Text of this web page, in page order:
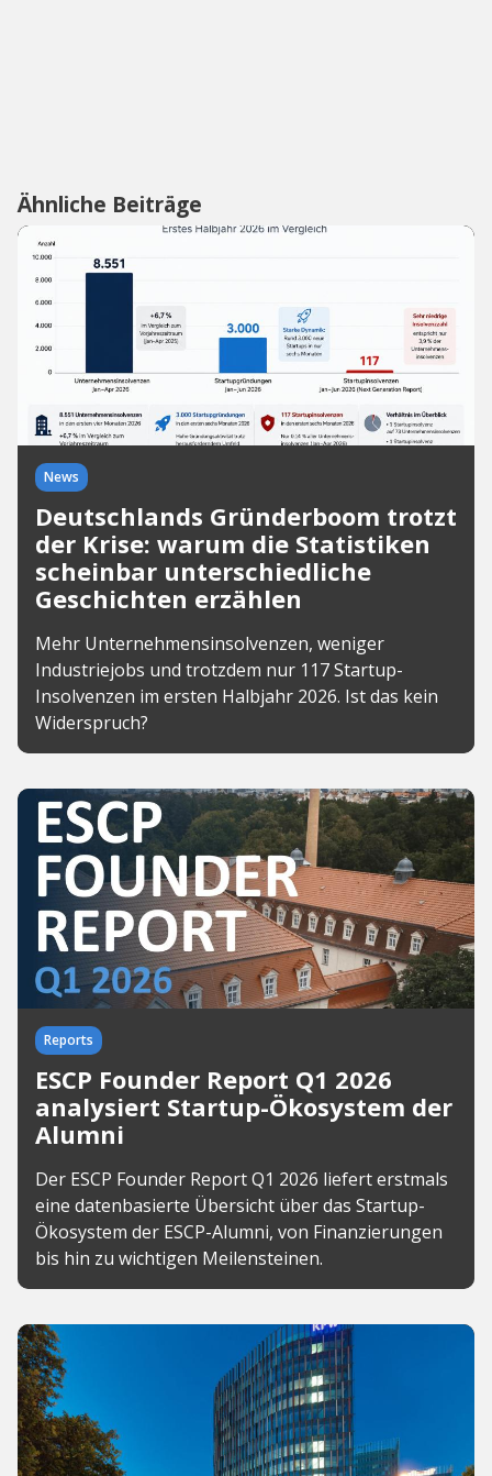
Ähnliche Beiträge
News
Deutschlands Gründerboom trotzt
der Krise: warum die Statistiken
scheinbar unterschiedliche
Geschichten erzählen
Mehr Unternehmensinsolvenzen, weniger
Industriejobs und trotzdem nur 117 Startup-
Insolvenzen im ersten Halbjahr 2026. Ist das kein
Widerspruch?
Reports
ESCP Founder Report Q1 2026
analysiert Startup-Ökosystem der
Alumni
Der ESCP Founder Report Q1 2026 liefert erstmals
eine datenbasierte Übersicht über das Startup-
Ökosystem der ESCP-Alumni, von Finanzierungen
bis hin zu wichtigen Meilensteinen.